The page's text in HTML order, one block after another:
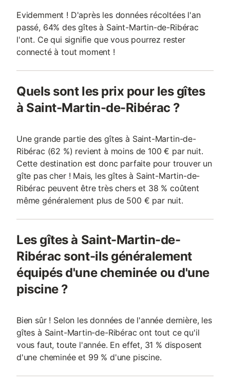
Evidemment ! D'après les données récoltées l'an
passé, 64% des gîtes à Saint-Martin-de-Ribérac
l'ont. Ce qui signifie que vous pourrez rester
connecté à tout moment !
Quels sont les prix pour les gîtes
à Saint-Martin-de-Ribérac ?
Une grande partie des gîtes à Saint-Martin-de-
Ribérac (62 %) revient à moins de 100 € par nuit.
Cette destination est donc parfaite pour trouver un
gîte pas cher ! Mais, les gîtes à Saint-Martin-de-
Ribérac peuvent être très chers et 38 % coûtent
même généralement plus de 500 € par nuit.
Les gîtes à Saint-Martin-de-
Ribérac sont-ils généralement
équipés d'une cheminée ou d'une
piscine ?
Bien sûr ! Selon les données de l'année dernière, les
gîtes à Saint-Martin-de-Ribérac ont tout ce qu'il
vous faut, toute l'année. En effet, 31 % disposent
d'une cheminée et 99 % d'une piscine.